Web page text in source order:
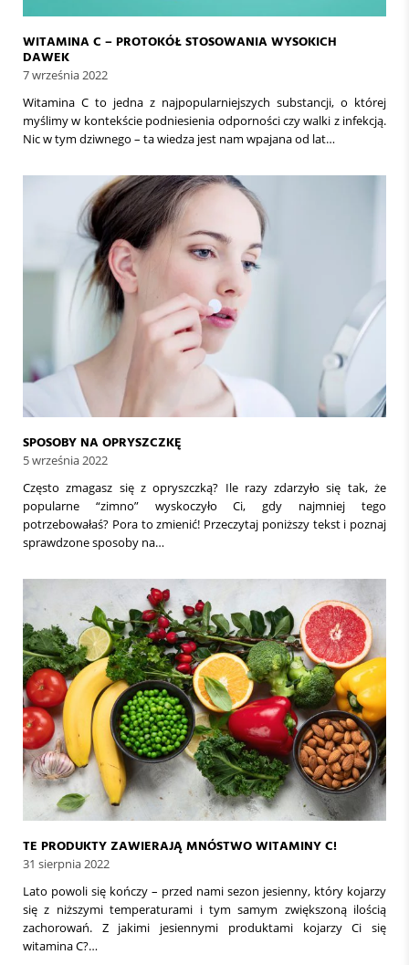
WITAMINA C – PROTOKÓŁ STOSOWANIA WYSOKICH
DAWEK
7 września 2022
Witamina C to jedna z najpopularniejszych substancji, o której
myślimy w kontekście podniesienia odporności czy walki z infekcją.
Nic w tym dziwnego – ta wiedza jest nam wpajana od lat…
SPOSOBY NA OPRYSZCZKĘ
5 września 2022
Często zmagasz się z opryszczką? Ile razy zdarzyło się tak, że
popularne “zimno” wyskoczyło Ci, gdy najmniej tego
potrzebowałaś? Pora to zmienić! Przeczytaj poniższy tekst i poznaj
sprawdzone sposoby na…
TE PRODUKTY ZAWIERAJĄ MNÓSTWO WITAMINY C!
31 sierpnia 2022
Lato powoli się kończy – przed nami sezon jesienny, który kojarzy
się z niższymi temperaturami i tym samym zwiększoną ilością
zachorowań. Z jakimi jesiennymi produktami kojarzy Ci się
witamina C?…